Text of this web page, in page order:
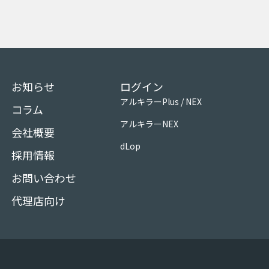
お知らせ
コラム
会社概要
採用情報
お問い合わせ
代理店向け
ログイン
アルキラーPlus / NEX
アルキラーNEX
dLop